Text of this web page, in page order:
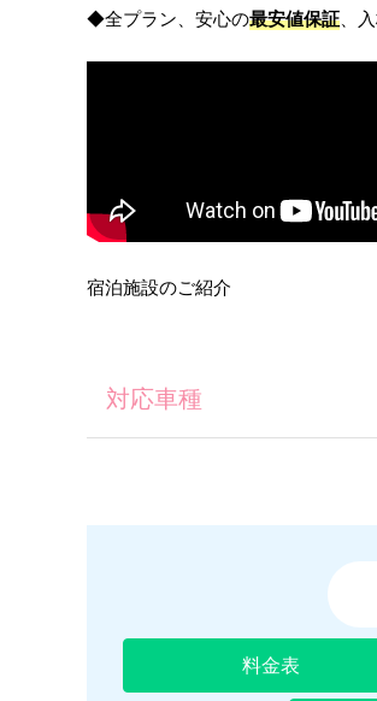
◆全プラン、安心の最安値保証、
宿泊施設のご紹介
対応車種
料金表